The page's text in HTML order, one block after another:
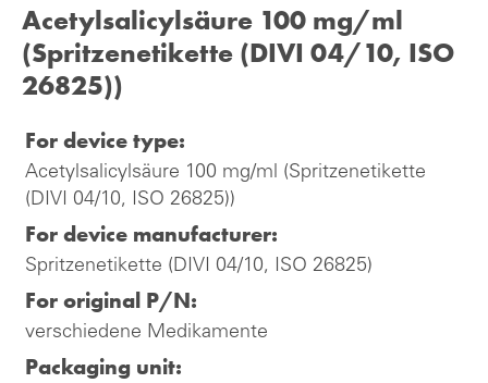
Acetylsalicylsäure 100 mg/ml
(Spritzenetikette (DIVI 04/10, ISO
26825))
For device type:
Acetylsalicylsäure 100 mg/ml (Spritzenetikette
(DIVI 04/10, ISO 26825))
For device manufacturer:
Spritzenetikette (DIVI 04/10, ISO 26825)
For original P/N:
verschiedene Medikamente
Packaging unit: